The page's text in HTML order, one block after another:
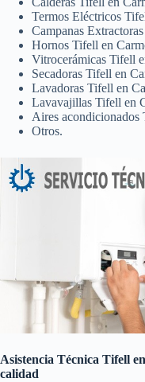
Termos Eléctricos
Campanas
Hornos Tifell en
Vitrocerámicas Tifell
Secadoras Tifell en
Lavadoras Tifell en
Lavavajillas Tifell en
Aires acondicionados
Otros.
Asistencia Técnica Tifell
calidad